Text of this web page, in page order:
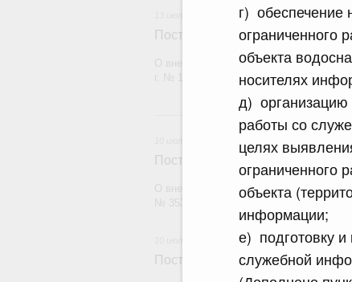
г) обеспечение
ограниченного
объекта
носителях
д) организацию
работы со
целях
ограниченного
объекта
информации;
е) подготовку
служебной
Постановление Правительства
О внесении изменений в
Постановление Правительства
О внесении изменений в
Постановление Правительства